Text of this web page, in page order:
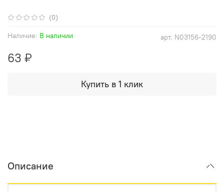
(0)
арт. N03156-2190
Наличие: В наличии
63 ₽
Купить в 1 клик
Описание